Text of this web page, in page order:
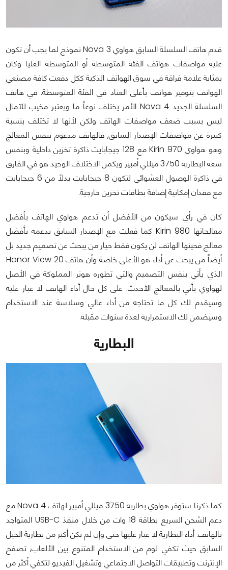
قدم هاتف السلسلة السابق هواوي Nova 3 نموذج لما يجب أن تكون
عليه مواصفات هواتف الفئة المتوسطة أو المتوسطة العليا وكان
بمثابة علامة فراقة في سوق الهواتف الذكية ككل دفعت كافة مصنعي
الهواتف بتوفير هواتف بأعلى العتاد في الفئة المتوسطة. في هاتف
السلسلة الجديد Nova 4 الأمر يختلف نوعاً ما ويعتبر مخيب للآمال
ليس بسبب ضعف مواصفات الهاتف ولكن لأنها لا تختلف بنسبة
كبيرة عن مواصفات الإصدار السابق, فالهاتف مدعوم بنفس المعالج
وهو هواوي Kirin 970 مع 128 جيجابايت ذاكرة تخزين داخلية وبنفس
سعة البطارية 3750 ميللي أمبير ويكمن الاختلاف الوحيد هو في الفارق
في ذاكرة الوصول العشوائي لتكون 8 جيجابايت بدلاً من 6 جيجابايت
مع فقدان إمكانية إضافة بطاقات تخزين خارجية.
كان في رأي سيكون من الأفضل أن تدعم هواوي الهاتف بأفضل
معالجاتها Kirin 980 كما فعلت مع الإصدار السابق بدعمه بأفضل
معالج فحينها الهاتف لن يكون فقط خيار من يبحث عن تصميم جديد بل
أيضاً من يبحث عن أداء هو الأعلى خاصة وأن هاتف Honor View 20
الذي يأتي بنفس التصميم والتي تطوره هونر المملوكة في الأصل
لهواوي يأتي بالمعالج الأحدث. على كل حال أداء الهاتف لا غبار عليه
وسيقدم لك كل ما تحتاجه من أداء عالي وسلاسة عند الاستخدام
وسيضمن لك الاستمرارية لعدة سنوات مقبلة.
البطارية
كما ذكرنا ستوفر هواوي بطارية 3750 ميللي أمبير لهاتف Nova 4 مع
دعم الشحن السريع بطاقة 18 وات من خلال منفذ USB-C المتواجد
بالهاتف. أداء البطارية لا غبار عليها حتى وإن لم تكن أكبر من بطارية الجيل
السابق حيث تكفي لوم من الاستخدام المتنوع بين الألعاب, تصفح
الإنترنت وتطبيقات التواصل الاجتماعي وتشغيل الفيديو لتكفي أكثر من